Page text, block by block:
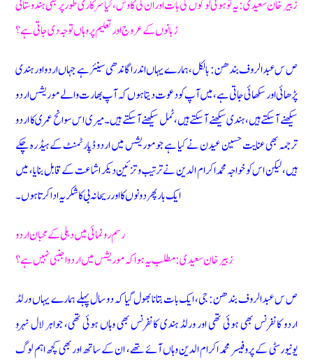
زبیر خان سعیدی: یہ تو ہوئی لوگوں کی بات اور ان کی کاوش، کیا سرکاری طور پر بھی ہندوستانی
زبانوں کے عروج اور تعلیم پر وہاں توجہ دی جاتی ہے؟
ص س عبدالروف بندھن: بالکل، ہمارے یہاں اندرا گاندھی سینئر ہے جہاں اردو اور ہندی
پڑھائی اور سکھائی جاتی ہے، میں آپ کو دعوت دیتا ہوں کہ آپ بھارت والے موریشس اردو
سیکھنے آسکتے ہیں، ہندی سیکھنے آسکتے ہیں، ٹمل سیکھنے آسکتے ہیں ۔ میری اس سوانح عمری کا اردو
ترجمہ بھی عنایت حسین عیدن نے کیا ہے جو موریشس میں اردو ڈپارٹمنٹ کے ہیڈ رہ چکے
ہیں، لیکن اس کو خواجہ محمد اکرام الدین نے ترتیب و تزئین دیکر اشاعت کے قابل بنایا، میں
ایک بار پھر دونوں کا اور ریحانہ بی کا شکریہ ادا کرتا ہوں ۔
رسم رونمائی میں دہلی کے محبان اردو
زبیر خان سعیدی: مطلب یہ ہوا کہ موریشس میں اردو اجنبی نہیں ہے؟
ص س عبدالروف بندھن: جی، ایک بات بتانا بھول گیا کہ دو سال پہلے ہمارے یہاں ورلڈ
اردو کانفرنس بھی ہوئی تھی اور ورلڈ ہندی کانفرنس بھی وہاں ہوئی تھی، جواہر لال نہرو
یونیورسٹی کے پروفیسر محمد اکرام الدین وہاں آئے تھے، ان کے ساتھ اور بھی کچھ اہم لوگ